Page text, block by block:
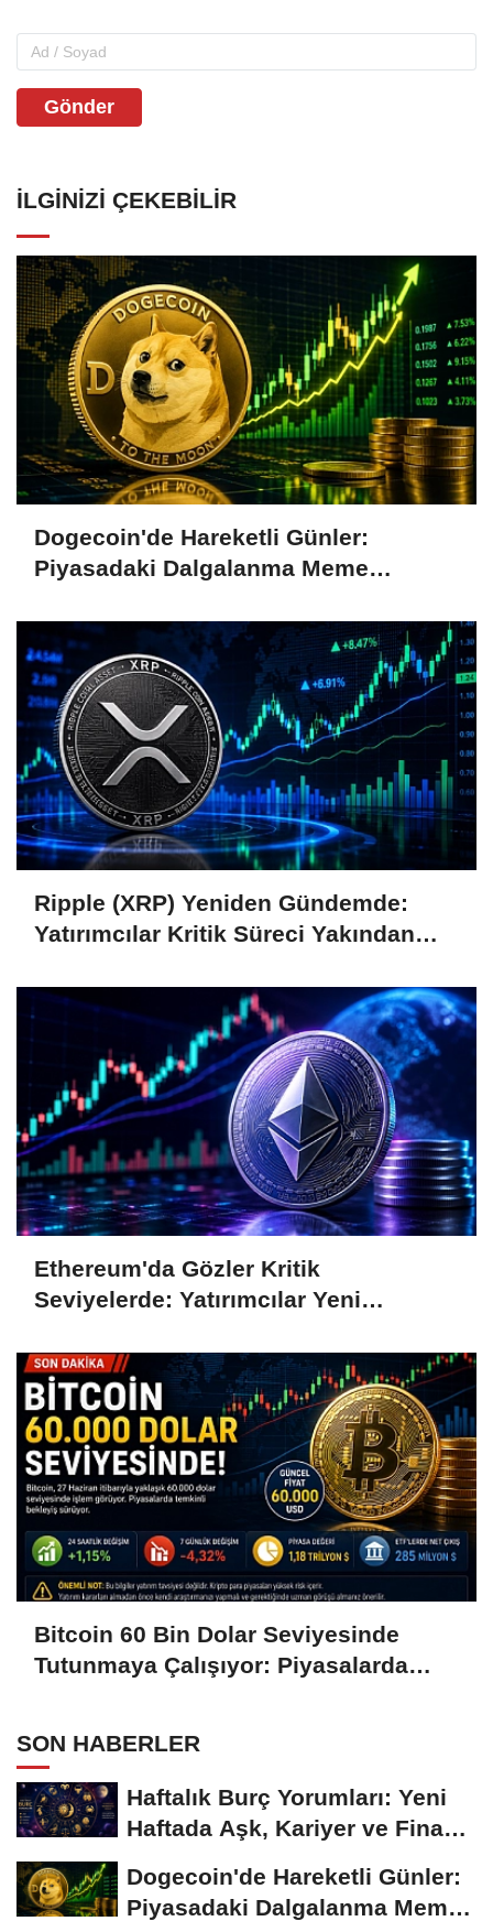
Gönder
İLGINIZI ÇEKEBILIR
Dogecoin'de Hareketli Günler:
Piyasadaki Dalgalanma Meme
Ripple (XRP) Yeniden Gündemde:
Yatırımcılar Kritik Süreci Yakından
Ethereum'da Gözler Kritik
Seviyelerde: Yatırımcılar Yeni
Bitcoin 60 Bin Dolar Seviyesinde
Tutunmaya Çalışıyor: Piyasalarda
SON HABERLER
Haftalık Burç Yorumları: Yeni
Haftada Aşk, Kariyer ve Finans
Dogecoin'de Hareketli Günler:
Piyasadaki Dalgalanma Meme